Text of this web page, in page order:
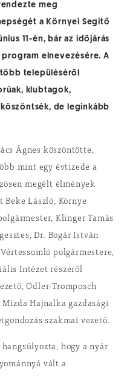
meg
a Környei Segítő
11-én, bár az időjárás
elnevezésére. A
több településéről
klubtagok,
de leginkább
Ágnes köszöntötte,
mint egy évtizede a
megélt élmények
László, Környe
Klinger Tamás
Dr. Bogár István
polgármestere,
Intézet részéről
Odler-Tromposch
Hajnalka gazdasági
szakmai vezető.
hogy a nyár
vált a